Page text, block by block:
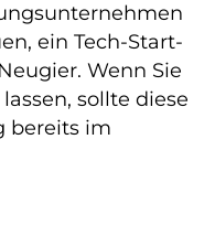
ein Tech-Start-
Wenn Sie
sollte diese
bereits im